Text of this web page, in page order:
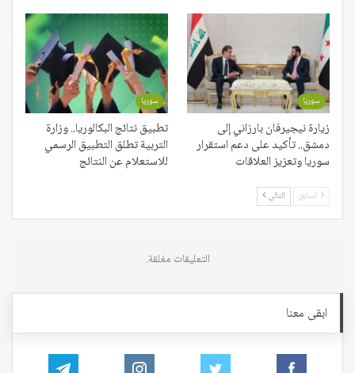
سوريا
زيارة نيجيرفان بارزاني إلى
دمشق.. تأكيد على دعم استقرار
سوريا وتعزيز العلاقات
سوريا
تطبيق نتائج البكالوريا.. وزارة
التربية تطلق التطبيق الرسمي
للاستعلام عن النتائج
السابق التالي
التعليقات مغلقة.
ابقى معنا